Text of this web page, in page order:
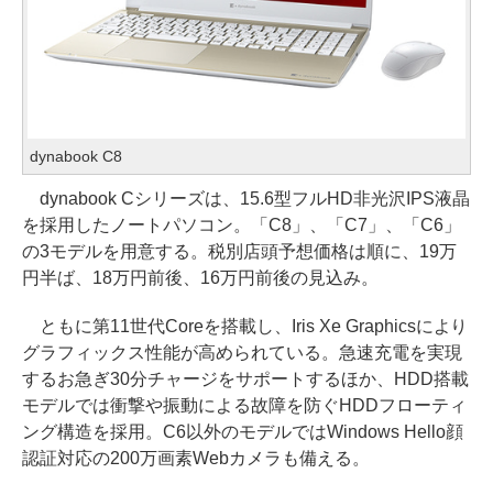
dynabook C8
dynabook Cシリーズは、15.6型フルHD非光沢IPS液晶
を採用したノートパソコン。「C8」、「C7」、「C6」
の3モデルを用意する。税別店頭予想価格は順に、19万
円半ば、18万円前後、16万円前後の見込み。
ともに第11世代Coreを搭載し、Iris Xe Graphicsにより
グラフィックス性能が高められている。急速充電を実現
するお急ぎ30分チャージをサポートするほか、HDD搭載
モデルでは衝撃や振動による故障を防ぐHDDフローティ
ング構造を採用。C6以外のモデルではWindows Hello顔
認証対応の200万画素Webカメラも備える。